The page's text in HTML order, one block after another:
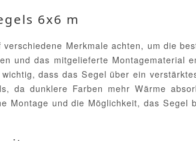
6x6 m
Merkmale achten, um die
und das mitgelieferte Montagematerial
dass das Segel über ein
da dunklere Farben mehr Wärme
und die Möglichkeit, das Segel